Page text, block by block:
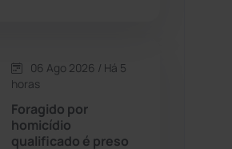
(24)
06 Ago 2026 / Há 5
horas
Foragido por
homicídio
qualificado é preso